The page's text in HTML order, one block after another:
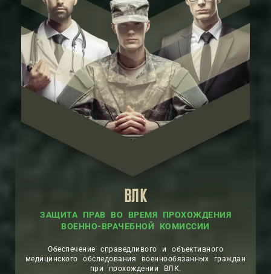
ВЛК
ЗАЩИТА ПРАВ ВО ВРЕМЯ ПРОХОЖДЕНИЯ
ВОЕННО-ВРАЧЕБНОЙ КОМИССИИ
Обеспечение справедливого и объективного
медицинского обследования военнообязанных граждан
при прохождении ВЛК.